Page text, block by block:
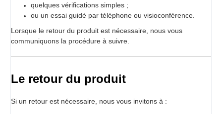
quelques vérifications simples ;
ou un essai guidé par téléphone ou visioconférence.
Lorsque le retour du produit est nécessaire, nous vous
communiquons la procédure à suivre.
Le retour du produit
Si un retour est nécessaire, nous vous invitons à :